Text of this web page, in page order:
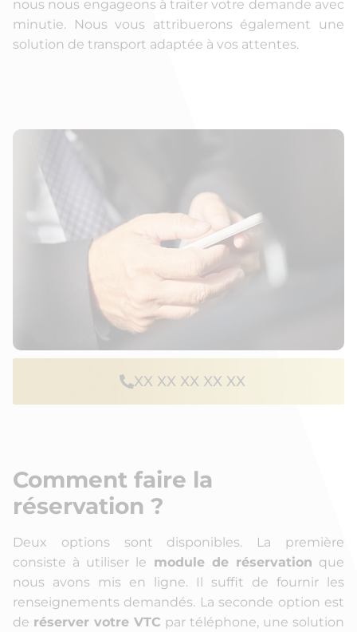
nous nous engageons à traiter votre demande avec
minutie. Nous vous attribuerons également une
solution de transport adaptée à vos attentes.
XX XX XX XX XX
Comment faire la
réservation ?
Deux options sont disponibles. La première
consiste à utiliser le module de réservation que
nous avons mis en ligne. Il suffit de fournir les
renseignements demandés. La seconde option est
de réserver votre VTC par téléphone, une solution